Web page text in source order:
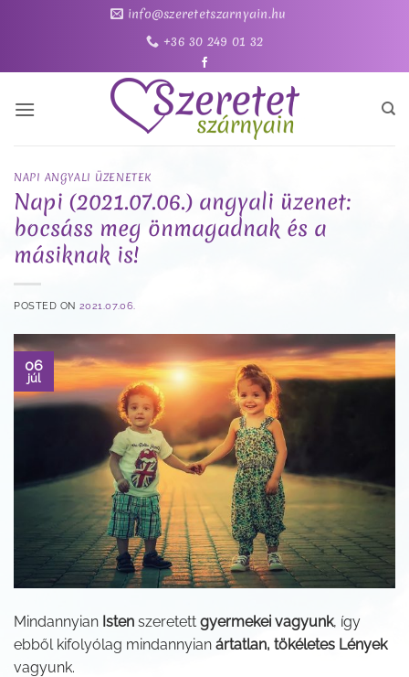
info@szeretetszarnyain.hu
+36 30 249 01 32
NAPI ANGYALI ÜZENETEK
Napi (2021.07.06.) angyali üzenet:
bocsáss meg önmagadnak és a
másiknak is!
POSTED ON 2021.07.06.
06
júl
Mindannyian Isten szeretett gyermekei vagyunk, így
ebből kifolyólag mindannyian ártatlan, tökéletes Lények
vagyunk.